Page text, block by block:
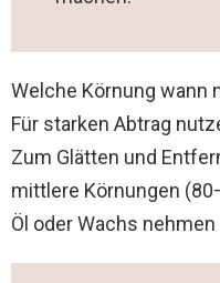
Welche Körnung wann
Für starken Abtrag
Zum Glätten und
mittlere Körnungen
Öl oder Wachs nehmen